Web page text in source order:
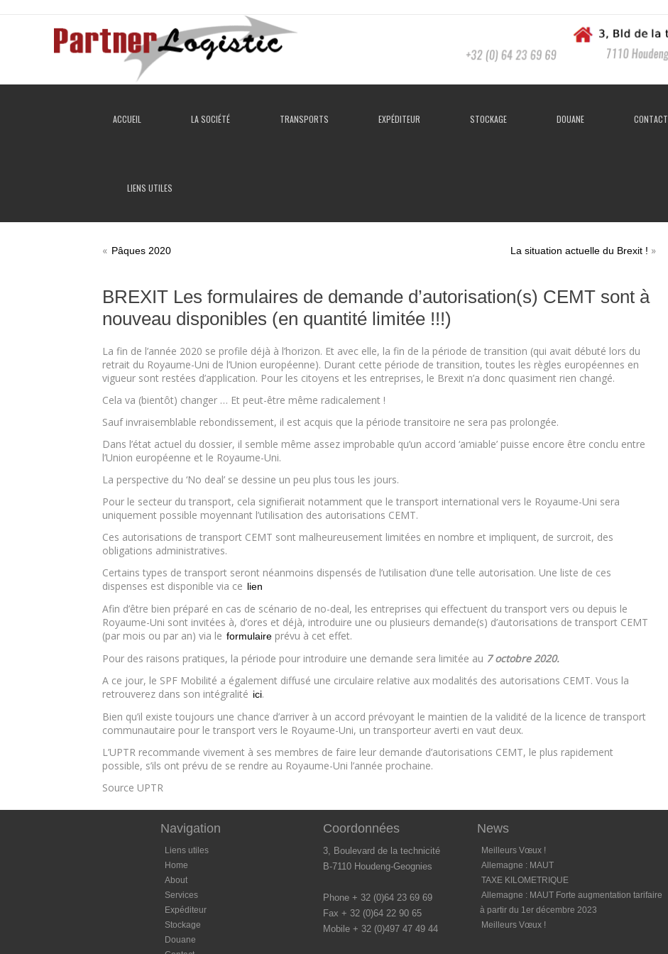
ACCUEIL LA SOCIÉTÉ TRANSPORTS EXPÉDITEUR STOCKAGE DOUANE CONTACT
LIENS UTILES
« Pâques 2020 La situation actuelle du Brexit ! »
BREXIT Les formulaires de demande d’autorisation(s) CEMT sont à
nouveau disponibles (en quantité limitée !!!)
La fin de l’année 2020 se profile déjà à l’horizon. Et avec elle, la fin de la période de transition (qui avait débuté lors du
retrait du Royaume-Uni de l’Union européenne). Durant cette période de transition, toutes les règles européennes en
vigueur sont restées d’application. Pour les citoyens et les entreprises, le Brexit n’a donc quasiment rien changé.
Cela va (bientôt) changer … Et peut-être même radicalement !
Sauf invraisemblable rebondissement, il est acquis que la période transitoire ne sera pas prolongée.
Dans l’état actuel du dossier, il semble même assez improbable qu’un accord ‘amiable’ puisse encore être conclu entre
l’Union européenne et le Royaume-Uni.
La perspective du ‘No deal’ se dessine un peu plus tous les jours.
Pour le secteur du transport, cela signifierait notamment que le transport international vers le Royaume-Uni sera
uniquement possible moyennant l’utilisation des autorisations CEMT.
Ces autorisations de transport CEMT sont malheureusement limitées en nombre et impliquent, de surcroit, des
obligations administratives.
Certains types de transport seront néanmoins dispensés de l’utilisation d’une telle autorisation. Une liste de ces
dispenses est disponible via ce lien
Afin d’être bien préparé en cas de scénario de no-deal, les entreprises qui effectuent du transport vers ou depuis le
Royaume-Uni sont invitées à, d’ores et déjà, introduire une ou plusieurs demande(s) d’autorisations de transport CEMT
(par mois ou par an) via le formulaire prévu à cet effet.
Pour des raisons pratiques, la période pour introduire une demande sera limitée au 7 octobre 2020.
A ce jour, le SPF Mobilité a également diffusé une circulaire relative aux modalités des autorisations CEMT. Vous la
retrouverez dans son intégralité ici.
Bien qu’il existe toujours une chance d’arriver à un accord prévoyant le maintien de la validité de la licence de transport
communautaire pour le transport vers le Royaume-Uni, un transporteur averti en vaut deux.
L’UPTR recommande vivement à ses membres de faire leur demande d’autorisations CEMT, le plus rapidement
possible, s’ils ont prévu de se rendre au Royaume-Uni l’année prochaine.
Source UPTR
Navigation
Liens utiles
Home
About
Services
Expéditeur
Stockage
Douane
Coordonnées
3, Boulevard de la technicité
B-7110 Houdeng-Geognies
Phone + 32 (0)64 23 69 69
Fax + 32 (0)64 22 90 65
Mobile + 32 (0)497 47 49 44
News
Meilleurs Vœux !
Allemagne : MAUT
TAXE KILOMETRIQUE
Allemagne : MAUT Forte augmentation tarifaire
à partir du 1er décembre 2023
Meilleurs Vœux !